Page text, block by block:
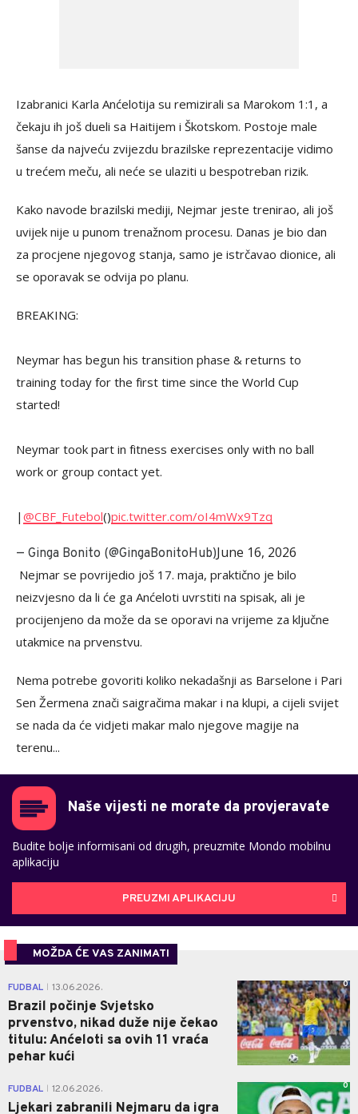
Izabranici Karla Anćelotija su remizirali sa Marokom 1:1, a
čekaju ih još dueli sa Haitijem i Škotskom. Postoje male
šanse da najveću zvijezdu brazilske reprezentacije vidimo
u trećem meču, ali neće se ulaziti u bespotreban rizik.
Kako navode brazilski mediji, Nejmar jeste trenirao, ali još
uvijek nije u punom trenažnom procesu. Danas je bio dan
za procjene njegovog stanja, samo je istrčavao dionice, ali
se oporavak se odvija po planu.
BREAKING:
Neymar has begun his transition phase & returns to
training today for the first time since the World Cup
started!
Neymar took part in fitness exercises only with no ball
work or group contact yet.
| @CBF_Futebol()pic.twitter.com/oI4mWx9Tzq
— Ginga Bonito (@GingaBonitoHub)June 16, 2026
Nejmar se povrijedio još 17. maja, praktično je bilo
neizvjesno da li će ga Anćeloti uvrstiti na spisak, ali je
procijenjeno da može da se oporavi na vrijeme za ključne
utakmice na prvenstvu.
Nema potrebe govoriti koliko nekadašnji as Barselone i Pari
Sen Žermena znači saigračima makar i na klupi, a cijeli svijet
se nada da će vidjeti makar malo njegove magije na
terenu...
Naše vijesti ne morate da provjeravate
Budite bolje informisani od drugih, preuzmite Mondo mobilnu
aplikaciju
PREUZMI APLIKACIJU
MOŽDA ĆE VAS ZANIMATI
FUDBAL 13.06.2026.
Brazil počinje Svjetsko
prvenstvo, nikad duže nije čekao
titulu: Anćeloti sa ovih 11 vraća
pehar kući
0
FUDBAL 12.06.2026.
Ljekari zabranili Nejmaru da igra
0